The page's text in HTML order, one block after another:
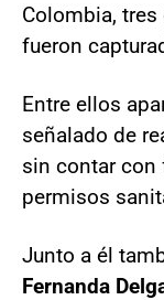
Colombia,
fueron
Entre ellos
señalado de
sin contar con
permisos
Junto a él
Fernanda